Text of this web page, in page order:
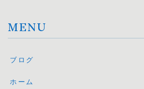
MENU
ブログ
ホーム